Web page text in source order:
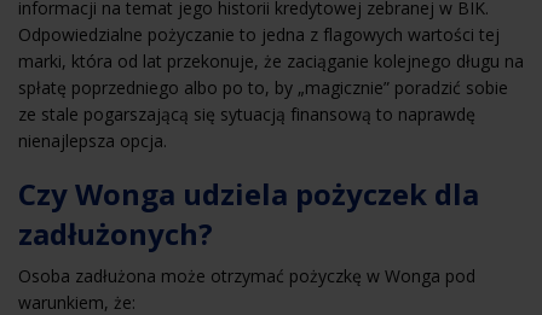
informacji na temat jego historii kredytowej zebranej w BIK.
Odpowiedzialne pożyczanie to jedna z flagowych wartości tej
marki, która od lat przekonuje, że zaciąganie kolejnego długu na
spłatę poprzedniego albo po to, by „magicznie” poradzić sobie
ze stale pogarszającą się sytuacją finansową to naprawdę
nienajlepsza opcja.
Czy Wonga udziela pożyczek dla
zadłużonych?
Osoba zadłużona może otrzymać pożyczkę w Wonga pod
warunkiem, że: